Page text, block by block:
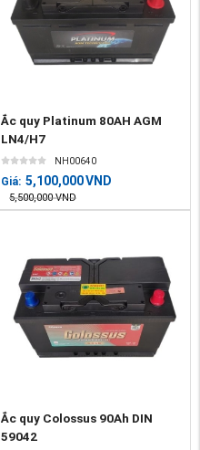
Ắc quy Platinum 80AH AGM
LN4/H7
NH00640
Giá: 5,100,000VND
5,500,000 VND
Ắc quy Colossus 90Ah DIN
59042